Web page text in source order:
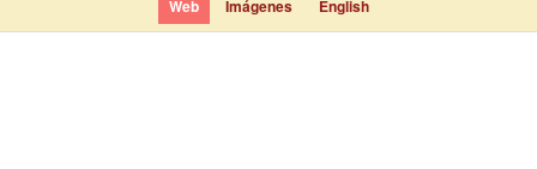
Web Imágenes English